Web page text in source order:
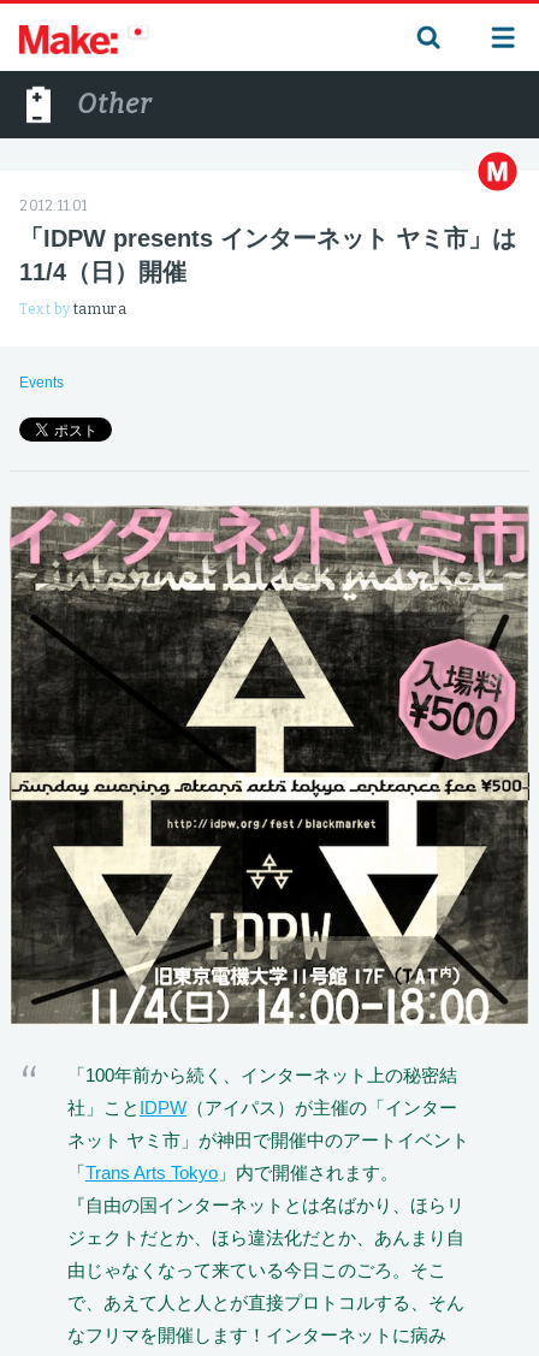
Other
2012.11.01
「IDPW presents インターネット ヤミ市」は
11/4（日）開催
Text bytamura
Events
「100年前から続く、インターネット上の秘密結
社」こと IDPW （アイパス）が主催の「インター
ネット ヤミ市」が神田で開催中のアートイベント
「Trans Arts Tokyo 」内で開催されます。
『自由の国インターネットとは名ばかり、ほらリ
ジェクトだとか、ほら違法化だとか、あんまり自
由じゃなくなって来ている今日このごろ。そこ
で、あえて人と人とが直接プロトコルする、そん
なフリマを開催します！インターネットに病み